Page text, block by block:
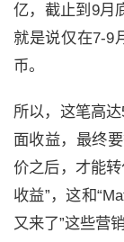
亿，截止到 9月
就是说仅在7-9
币。
所以，这笔高达
面收益，最终
价之后，才能
收益”，这和“
又来了”这些营